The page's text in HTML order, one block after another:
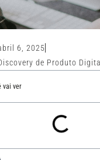
6, 2025
de Produto Digital
vai ver